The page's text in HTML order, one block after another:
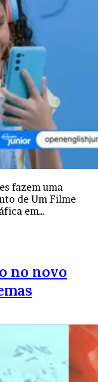
fazem uma
de Um Filme
em…
no novo